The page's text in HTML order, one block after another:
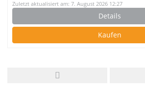
Zuletzt aktualisiert am: 7. August 2026 12:27
Details
Kaufen